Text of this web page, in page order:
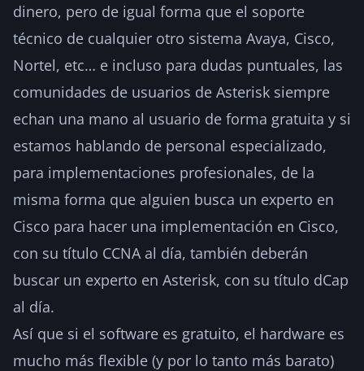
dinero, pero de igual forma que el soporte
técnico de cualquier otro sistema Avaya, Cisco,
Nortel, etc… e incluso para dudas puntuales, las
comunidades de usuarios de Asterisk siempre
echan una mano al usuario de forma gratuita y si
estamos hablando de personal especializado,
para implementaciones profesionales, de la
misma forma que alguien busca un experto en
Cisco para hacer una implementación en Cisco,
con su título CCNA al día, también deberán
buscar un experto en Asterisk, con su título dCap
al día.
Así que si el software es gratuito, el hardware es
mucho más flexible (y por lo tanto más barato)